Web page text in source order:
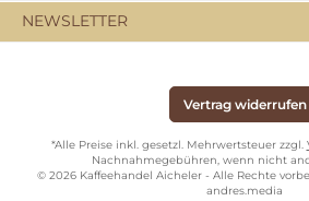
NEWSLETTER
Vertrag widerrufen
*Alle Preise inkl. gesetzl. Mehrwertsteuer zzgl.
Nachnahmegebühren, wenn nicht
© 2026 Kaffeehandel Aicheler - Alle Rechte
andres.media